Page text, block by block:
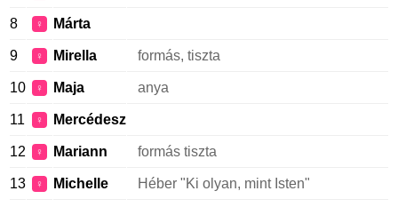
8 ♀ Márta
9 ♀ Mirella formás, tiszta
10 ♀ Maja anya
11 ♀ Mercédesz
12 ♀ Mariann formás tiszta
13 ♀ Michelle Héber "Ki olyan, mint Isten"